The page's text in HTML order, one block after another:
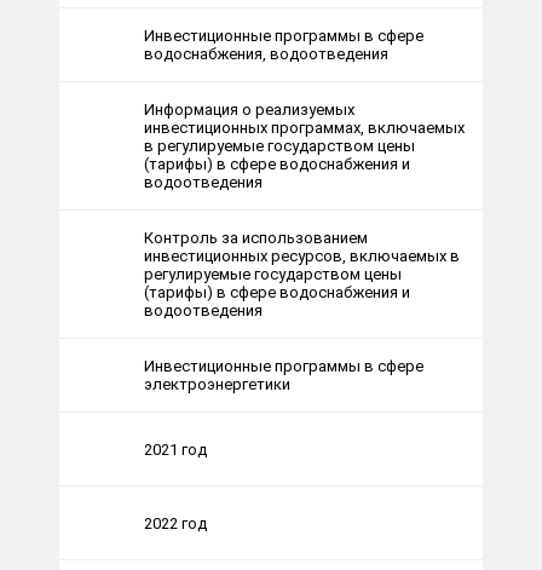
Инвестиционные программы в сфере
водоснабжения, водоотведения
Информация о реализуемых
инвестиционных программах, включаемых
в регулируемые государством цены
(тарифы) в сфере водоснабжения и
водоотведения
Контроль за использованием
инвестиционных ресурсов, включаемых в
регулируемые государством цены
(тарифы) в сфере водоснабжения и
водоотведения
Инвестиционные программы в сфере
электроэнергетики
2021 год
2022 год